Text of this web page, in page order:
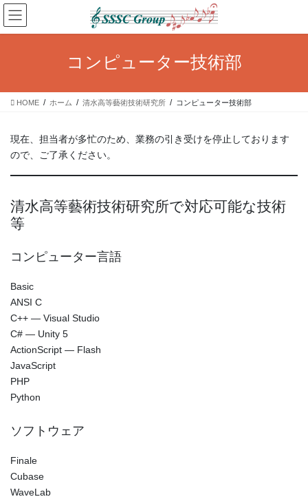
コ
ン
テ
ス
ナ
ビ
ゲ
ン
コンピューター技術部
HOME ホーム 清水高等藝術技術研究所 コンピューター技術部
現在、担当者が多忙のため、業務の引き受けを停止しております
ので、ご了承ください。
清水高等藝術技術研究所で対応可能な技術
等
コンピューター言語
Basic
ANSI C
C++ — Visual Studio
C# — Unity 5
ActionScript — Flash
JavaScript
PHP
Python
ソフトウェア
Finale
Cubase
WaveLab